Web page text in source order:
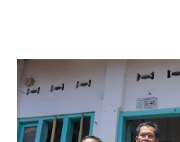
yang sebenarnya ada dana
Ketika saya menjalankan Reses di
Tulungagung , banyak
dana pinjaman lunak di Bank